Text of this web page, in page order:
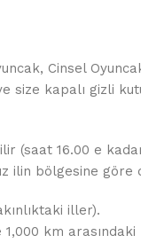
Cinsel
size kapalı gizli
(saat 16.00 e
ilin bölgesine göre
iller).
km